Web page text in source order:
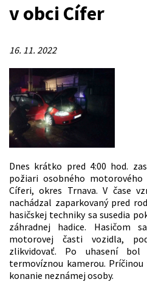
v obci Cífer
16. 11. 2022
Dnes krátko pred 4:00 hod.
požiari osobného
Cíferi, okres Trnava. V čase
nachádzal zaparkovaný pred
hasičskej techniky sa susedia
záhradnej hadice. Hasičom
motorovej časti vozidla,
zlikvidovať. Po uhasení bol
termovíznou kamerou.
konanie neznámej osoby.